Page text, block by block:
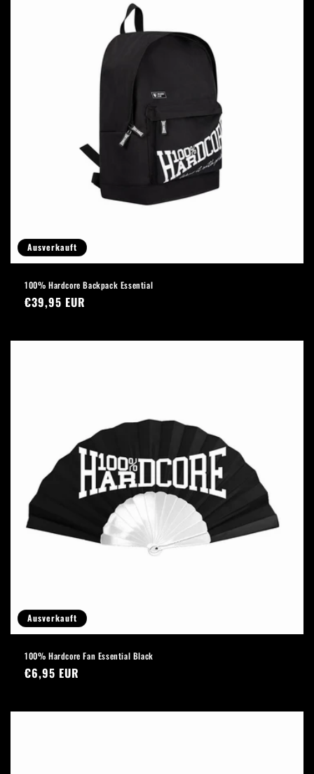
Ausverkauft
100% Hardcore Backpack Essential
Normaler
€39,95 EUR
Ausverkauft
100% Hardcore Fan Essential Black
Normaler
€6,95 EUR